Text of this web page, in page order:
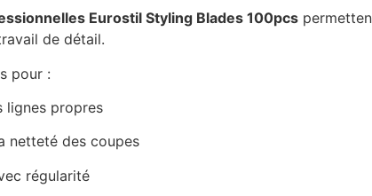
Eurostil Styling Blades 100pcs
de détail.
pour :
lignes propres
netteté des coupes
régularité